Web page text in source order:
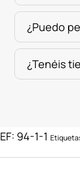
¿Puedo
¿Tenéis
94-1-1